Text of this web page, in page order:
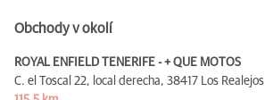
Obchody v okolí
ROYAL ENFIELD TENERIFE - + QUE MOTOS
C. el Toscal 22, local derecha, 38417 Los Realejos